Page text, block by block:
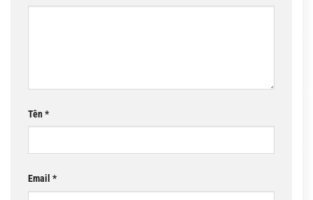
Tên*
Email *